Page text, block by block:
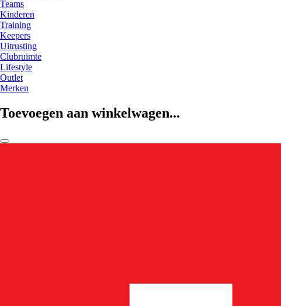
Teams
Kinderen
Training
Keepers
Uitrusting
Clubruimte
Lifestyle
Outlet
Merken
Toevoegen aan winkelwagen...